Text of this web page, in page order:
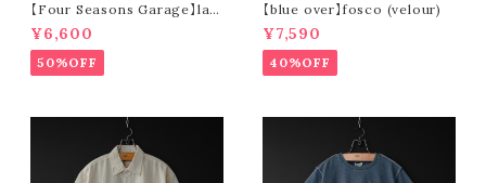
【Four Seasons Garage】lad
der stripe open collar s/s s
hirt (orange)
¥6,600
50%OFF
【blue over】fosco (velour)
¥7,590
40%OFF